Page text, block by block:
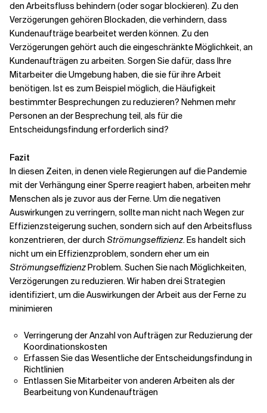
den Arbeitsfluss behindern (oder sogar blockieren). Zu den
Verzögerungen gehören Blockaden, die verhindern, dass
Kundenaufträge bearbeitet werden können. Zu den
Verzögerungen gehört auch die eingeschränkte Möglichkeit, an
Kundenaufträgen zu arbeiten. Sorgen Sie dafür, dass Ihre
Mitarbeiter die Umgebung haben, die sie für ihre Arbeit
benötigen. Ist es zum Beispiel möglich, die Häufigkeit
bestimmter Besprechungen zu reduzieren? Nehmen mehr
Personen an der Besprechung teil, als für die
Entscheidungsfindung erforderlich sind?
Fazit
In diesen Zeiten, in denen viele Regierungen auf die Pandemie
mit der Verhängung einer Sperre reagiert haben, arbeiten mehr
Menschen als je zuvor aus der Ferne. Um die negativen
Auswirkungen zu verringern, sollte man nicht nach Wegen zur
Effizienzsteigerung suchen, sondern sich auf den Arbeitsfluss
konzentrieren, der durch Strömungseffizienz. Es handelt sich
nicht um ein Effizienzproblem, sondern eher um ein
Strömungseffizienz Problem. Suchen Sie nach Möglichkeiten,
Verzögerungen zu reduzieren. Wir haben drei Strategien
identifiziert, um die Auswirkungen der Arbeit aus der Ferne zu
minimieren
Verringerung der Anzahl von Aufträgen zur Reduzierung der
Koordinationskosten
Erfassen Sie das Wesentliche der Entscheidungsfindung in
Richtlinien
Entlassen Sie Mitarbeiter von anderen Arbeiten als der
Bearbeitung von Kundenaufträgen